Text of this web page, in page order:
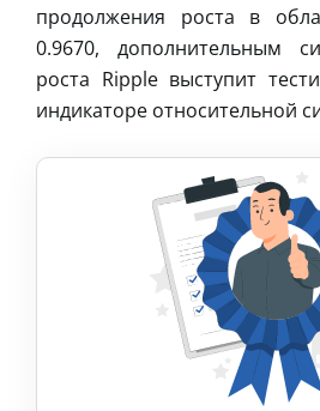
продолжения роста в
0.9670, дополнительным
роста Ripple выступит
индикаторе относительной